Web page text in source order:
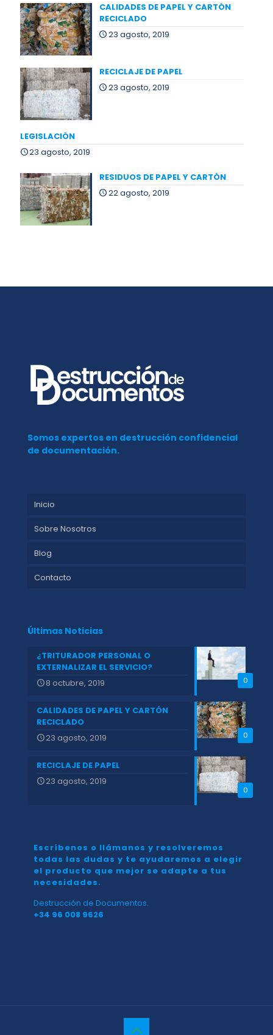
CALIDADES DE PAPEL Y CARTÓN
RECICLADO
23 agosto, 2019
RECICLAJE DE PAPEL
23 agosto, 2019
LEGISLACIÓN
23 agosto, 2019
RESIDUOS DE PAPEL Y CARTÓN
22 agosto, 2019
Somos expertos en destrucción confidencial
de documentación.
Inicio
Sobre Nosotros
Blog
Contacto
Últimas Noticias
0
¿TRITURADOR PERSONAL O
EXTERNALIZAR EL SERVICIO?
8 octubre, 2019
0
CALIDADES DE PAPEL Y CARTÓN
RECICLADO
23 agosto, 2019
0
RECICLAJE DE PAPEL
23 agosto, 2019
Escríbenos o llámanos y resolveremos
todas las dudas y te ayudaremos a elegir
el producto que mejor se adapte a tus
necesidades.
Destrucción de Documentos.
+34 96 008 9626